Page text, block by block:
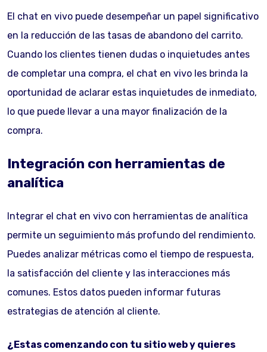
El chat en vivo puede desempeñar un papel significativo
en la reducción de las tasas de abandono del carrito.
Cuando los clientes tienen dudas o inquietudes antes
de completar una compra, el chat en vivo les brinda la
oportunidad de aclarar estas inquietudes de inmediato,
lo que puede llevar a una mayor finalización de la
compra.
Integración con herramientas de
analítica
Integrar el chat en vivo con herramientas de analítica
permite un seguimiento más profundo del rendimiento.
Puedes analizar métricas como el tiempo de respuesta,
la satisfacción del cliente y las interacciones más
comunes. Estos datos pueden informar futuras
estrategias de atención al cliente.
¿Estas comenzando con tu sitio web y quieres